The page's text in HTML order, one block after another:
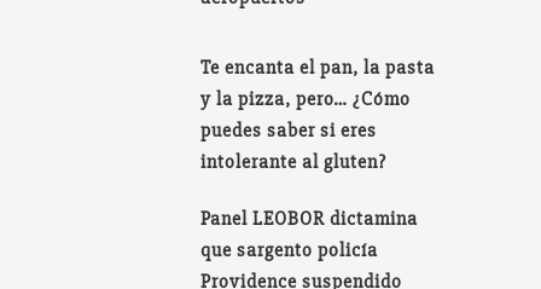
Te encanta el pan, la pasta
y la pizza, pero… ¿Cómo
puedes saber si eres
intolerante al gluten?
Panel LEOBOR dictamina
que sargento policía
Providence suspendido